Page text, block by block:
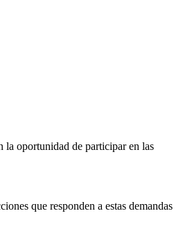
la oportunidad de participar en las
que responden a estas demandas